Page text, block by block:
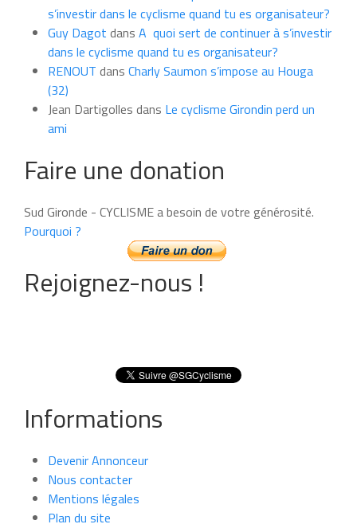
s’investir dans le cyclisme quand tu es organisateur?
Guy Dagot dans A quoi sert de continuer à s’investir
dans le cyclisme quand tu es organisateur?
RENOUT dans Charly Saumon s’impose au Houga
(32)
Jean Dartigolles dans Le cyclisme Girondin perd un
ami
Faire une donation
Sud Gironde - CYCLISME a besoin de votre générosité.
Pourquoi ?
Rejoignez-nous !
Informations
Devenir Annonceur
Nous contacter
Mentions légales
Plan du site